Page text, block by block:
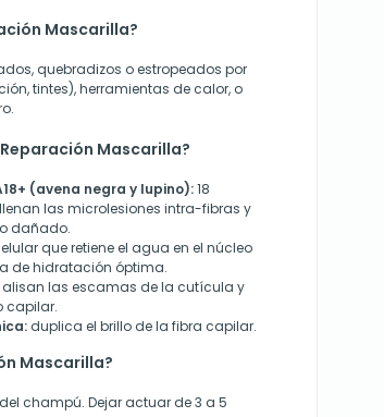
Mascarilla?
quebradizos o estropeados por
tintes), herramientas de calor, o
Mascarilla?
(avena negra y lupino):18
las microlesiones intra-fibras y
dañado.
que retiene el agua en el núcleo
de hidratación óptima.
alisan las escamas de la cutícula y
capilar.
duplica el brillo de la fibra capilar.
Mascarilla?
champú. Dejar actuar de 3 a 5